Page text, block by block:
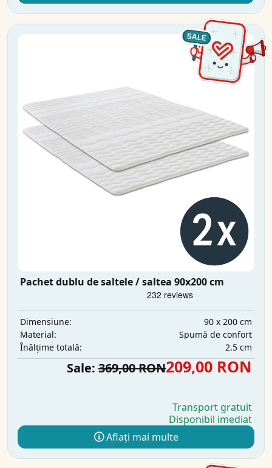
Pachet dublu de saltele / saltea 90x200 cm
Dimensiune:
90 x 200 cm
Material:
Spumă de confort
Înălțime totală:
2.5 cm
Sale: 369,00 RON209,00 RON
Transport gratuit
Disponibil imediat
Aflați mai multe